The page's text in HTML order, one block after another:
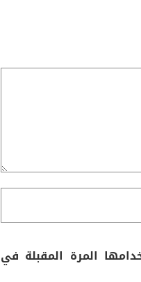
المرة المقبلة في